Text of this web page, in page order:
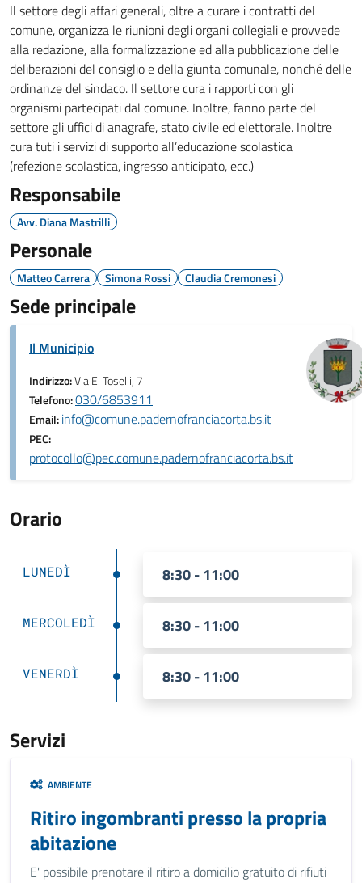
Il settore degli affari generali, oltre a curare i contratti del
comune, organizza le riunioni degli organi collegiali e provvede
alla redazione, alla formalizzazione ed alla pubblicazione delle
deliberazioni del consiglio e della giunta comunale, nonché delle
ordinanze del sindaco. Il settore cura i rapporti con gli
organismi partecipati dal comune. Inoltre, fanno parte del
settore gli uffici di anagrafe, stato civile ed elettorale. Inoltre
cura tuti i servizi di supporto all’educazione scolastica
(refezione scolastica, ingresso anticipato, ecc.)
Responsabile
Avv. Diana Mastrilli
Personale
Matteo Carrera Simona Rossi Claudia Cremonesi
Sede principale
Il Municipio
Indirizzo:Via E. Toselli, 7
Telefono:030/6853911
Email:info@comune.padernofranciacorta.bs.it
PEC:
protocollo@pec.comune.padernofranciacorta.bs.it
Orario
LUNEDÌ 8:30 - 11:00
MERCOLEDÌ 8:30 - 11:00
VENERDÌ 8:30 - 11:00
Servizi
AMBIENTE
Ritiro ingombranti presso la propria
abitazione
E' possibile prenotare il ritiro a domicilio gratuito di rifiuti